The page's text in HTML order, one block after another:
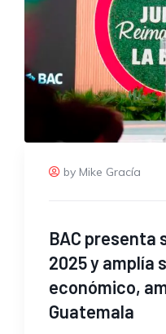
by Mike Gracía
BAC presenta
2025 y amplía
económico,
Guatemala